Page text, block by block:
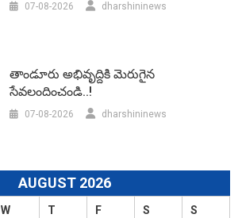
07-08-2026 dharshininews
తాండూరు అభివృద్దికి మెరుగైన
సేవలందించండి..!
07-08-2026 dharshininews
AUGUST 2026
W T F S S